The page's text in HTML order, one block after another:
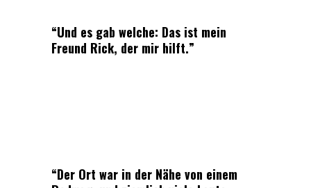
“Und es gab welche: Das ist mein
Freund Rick, der mir hilft.”
“Der Ort war in der Nähe von einem